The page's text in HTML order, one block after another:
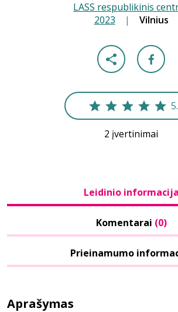
LASS respublikinis
2023 | Vilnius
2 įvertinimai
Leidinio informacija
Komentarai (0)
Prieinamumo
Aprašymas